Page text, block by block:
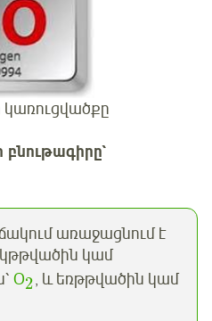
առաջացնում է
կամ
Օ2, և եռթթվածին կամ